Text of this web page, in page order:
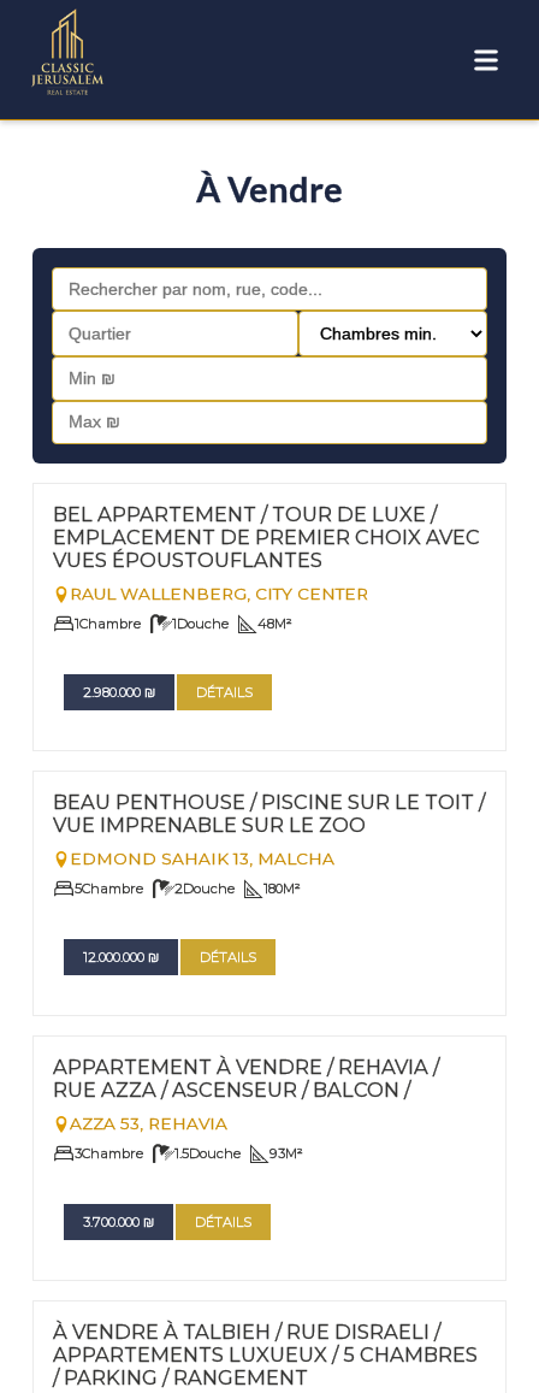
À Vendre
FOR SALE
BEL APPARTEMENT / TOUR DE LUXE /
EMPLACEMENT DE PREMIER CHOIX AVEC
VUES ÉPOUSTOUFLANTES
RAUL WALLENBERG, CITY CENTER
1Chambre 1Douche 48M²
2.980.000 ₪ DÉTAILS
Nº115
BEAU PENTHOUSE / PISCINE SUR LE TOIT /
VUE IMPRENABLE SUR LE ZOO
EDMOND SAHAIK 13, MALCHA
5Chambre 2Douche 180M²
12.000.000 ₪ DÉTAILS
APPARTEMENT À VENDRE / REHAVIA /
RUE AZZA / ASCENSEUR / BALCON /
AZZA 53, REHAVIA
3Chambre 1.5Douche 93M²
3.700.000 ₪ DÉTAILS
Nº
À VENDRE À TALBIEH / RUE DISRAELI /
APPARTEMENTS LUXUEUX / 5 CHAMBRES
/ PARKING / RANGEMENT